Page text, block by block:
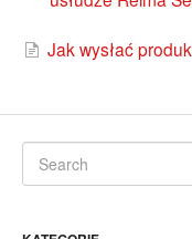
Jak wysłać